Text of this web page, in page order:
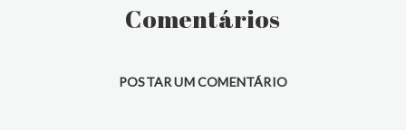
Comentários
POSTAR UM COMENTÁRIO